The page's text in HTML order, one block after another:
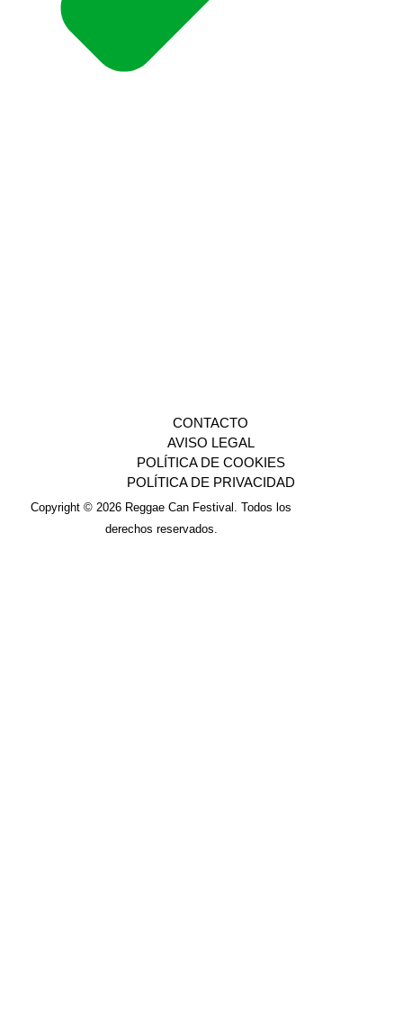
CONTACTO
AVISO LEGAL
POLÍTICA DE COOKIES
POLÍTICA DE PRIVACIDAD
Copyright © 2026 Reggae Can Festival. Todos los
derechos reservados.